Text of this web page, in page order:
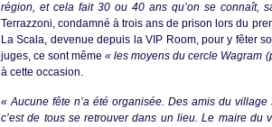
région, et cela fait 30 ou 40 ans qu’on se connaît,
Terrazzoni, condamné à trois ans de prison lors du
La Scala, devenue depuis la VIP Room, pour y fêter
juges, ce sont même« les moyens du cercle Wagram
à cette occasion.
« Aucune fête n’a été organisée. Des amis du village
c’est de tous se retrouver dans un lieu. Le maire du